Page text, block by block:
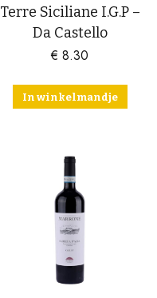
Terre Siciliane I.G.P –
Da Castello
€ 8.30
In winkelmandje